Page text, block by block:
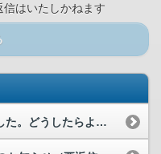
はいたしかねます
突然ページが表示されなくなりました。どうしたらよいですか。